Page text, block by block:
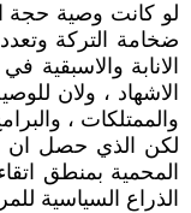
لو كانت وصية حجة
ضخامة التركة
الانابة
الاشهاد ، ولان
والممتلكات ،
لكن الذي حصل ان
المحمية بمنطق
الذراع السياسية